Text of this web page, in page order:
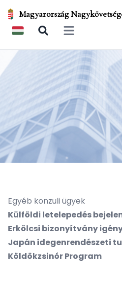
Magyarország
Open main menu
Egyéb konzuli ügyek
Külföldi letelepedés
Erkölcsi bizonyítvány
Japán idegenrendészeti
Köldökzsinór Program